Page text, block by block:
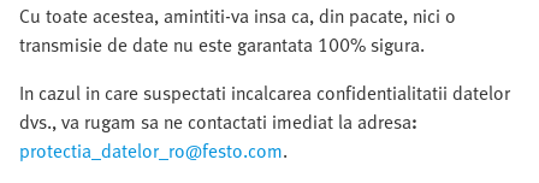
Cu toate acestea, amintiti-va insa ca, din pacate, nici o
transmisie de date nu este garantata 100% sigura.
In cazul in care suspectati incalcarea confidentialitatii datelor
dvs., va rugam sa ne contactati imediat la adresa:
protectia_datelor_ro@festo.com.